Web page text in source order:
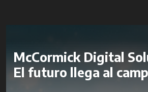
McCormick Digital
El futuro llega al